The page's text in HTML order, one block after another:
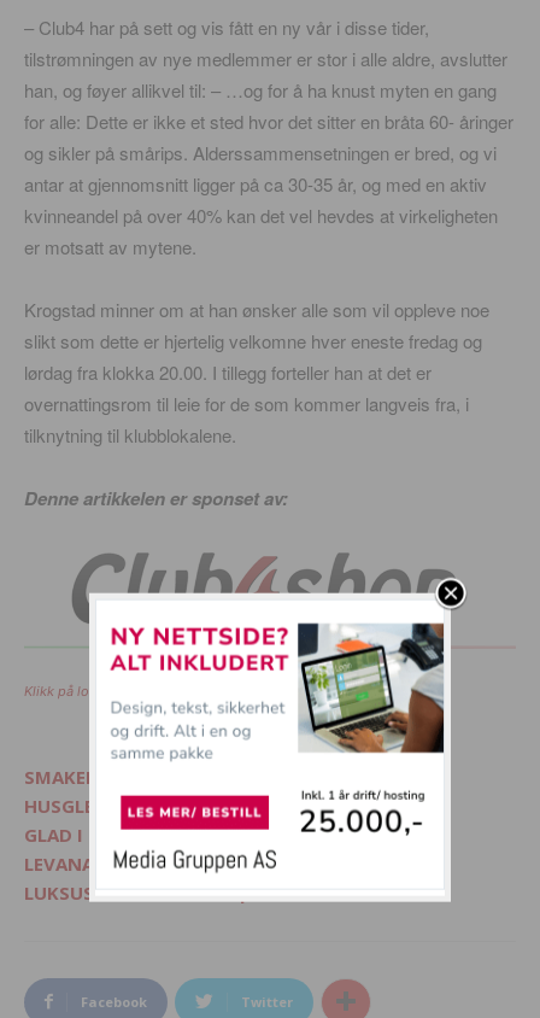
– Club4 har på sett og vis fått en ny vår i disse tider,
tilstrømningen av nye medlemmer er stor i alle aldre, avslutter
han, og føyer allikvel til: – …og for å ha knust myten en gang
for alle: Dette er ikke et sted hvor det sitter en bråta 60- åringer
og sikler på smårips. Alderssammensetningen er bred, og vi
antar at gjennomsnitt ligger på ca 30-35 år, og med en aktiv
kvinneandel på over 40% kan det vel hevdes at virkeligheten
er motsatt av mytene.
Krogstad minner om at han ønsker alle som vil oppleve noe
slikt som dette er hjertelig velkomne hver eneste fredag og
lørdag fra klokka 20.00. I tillegg forteller han at det er
overnattingsrom til leie for de som kommer langveis fra, i
tilknytning til klubblokalene.
Denne artikkelen er sponset av:
Klikk på logoen for å komme rett til nettbutikken.
SMAKELIG - Mat, interiør og livsglede
HUSGLEDE.NO - Finn lekre matoppskrifter
GLAD I DYR? - Besøk Morsommedyr.no
LEVANA.NO - Kvinnemagasin på nett
LUKSUSFERIE.NO - Ferie på sitt beste
Facebook Twitter